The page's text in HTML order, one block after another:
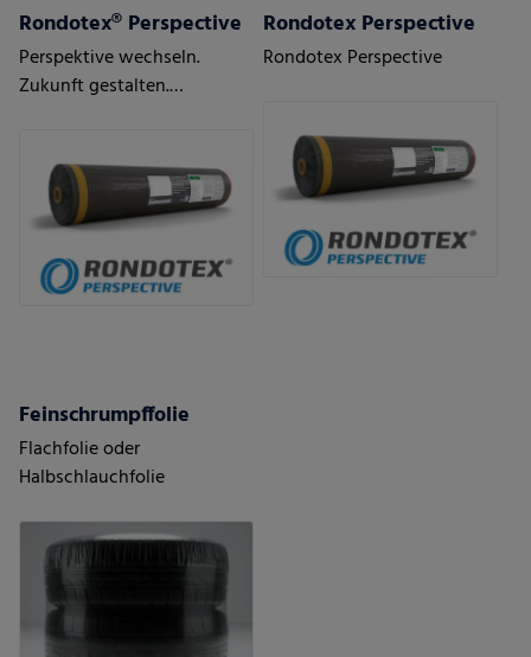
Rondotex® Perspective
Perspektive wechseln.
Zukunft gestalten.
Rondotex Perspective
Rondotex Perspective
Feinschrumpffolie
Flachfolie oder
Halbschlauchfolie